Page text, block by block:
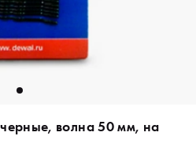
волна 50 мм, на